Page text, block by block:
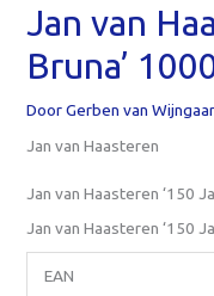
Jan van
Bruna’
DoorGerben van
Jan van Haasteren
Jan van Haasteren ‘150
Jan van Haasteren ‘150
EAN